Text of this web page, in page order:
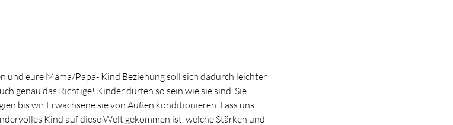
und eure Mama/Papa- Kind Beziehung soll sich dadurch leichter
genau das Richtige! Kinder dürfen so sein wie sie sind. Sie
bis wir Erwachsene sie von Außen konditionieren. Lass uns
Kind auf diese Welt gekommen ist, welche Stärken und